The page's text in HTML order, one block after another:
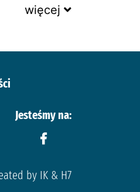
więcej
Jesteśmy na:
by IK & H7